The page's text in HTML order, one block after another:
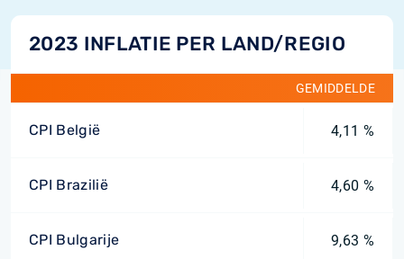
2023 INFLATIE PER LAND/REGIO
GEMIDDELDE
CPI België 4,11 %
CPI Brazilië 4,60 %
CPI Bulgarije 9,63 %